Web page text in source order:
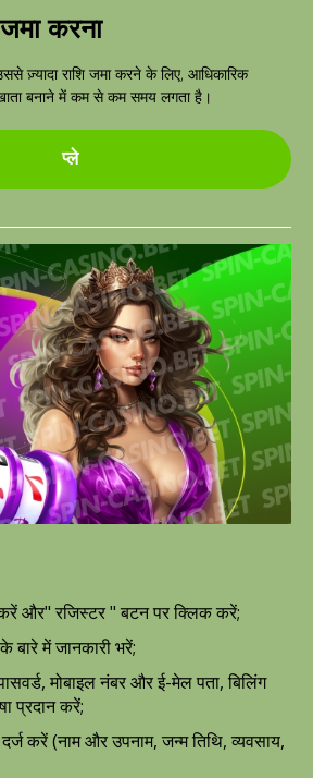
करना
ज़्यादा राशि जमा करने के लिए, आधिकारिक
बनाने में कम से कम समय लगता है।
प्ले
और" रजिस्टर " बटन पर क्लिक करें;
बारे में जानकारी भरें;
मोबाइल नंबर और ई-मेल पता, बिलिंग
प्रदान करें;
करें (नाम और उपनाम, जन्म तिथि, व्यवसाय,